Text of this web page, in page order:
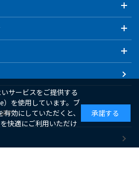
す
サービスをご提供する
を使用しています。ブ
効にしていただくと、
快適にご利用いただけ
承諾する